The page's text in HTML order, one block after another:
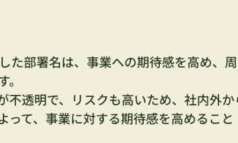
た部署名は、事業への期待感を高め、
不透明で、リスクも高いため、社内外か
って、事業に対する期待感を高めること